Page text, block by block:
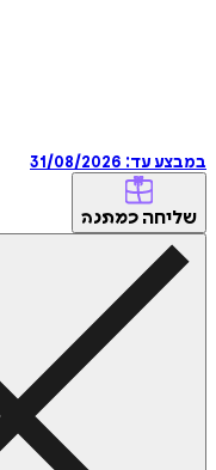
במבצע עד: 31/08/2026
שליחה כמתנה